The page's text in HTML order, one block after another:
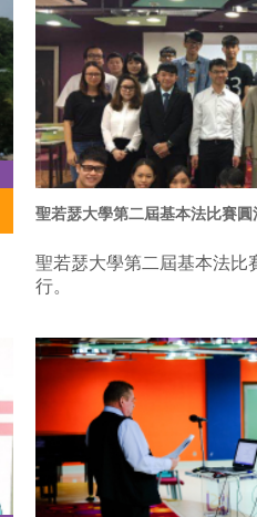
聖若瑟大學第二屆基本法比賽圓
聖若瑟大學第二屆基本法
行。